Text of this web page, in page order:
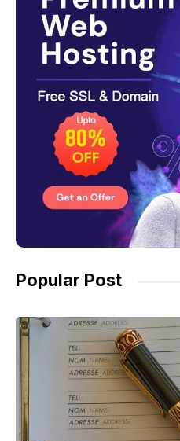
Popular Post